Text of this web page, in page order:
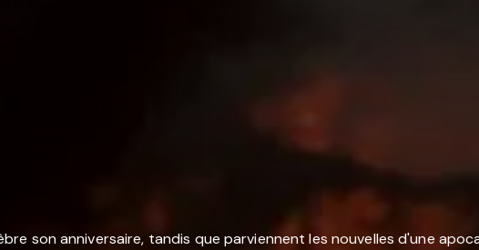
son anniversaire, tandis que parviennent les nouvelles d'une